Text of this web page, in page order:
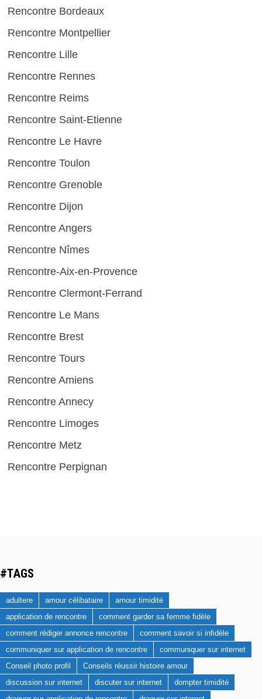
Rencontre Bordeaux
Rencontre Montpellier
Rencontre Lille
Rencontre Rennes
Rencontre Reims
Rencontre Saint-Etienne
Rencontre Le Havre
Rencontre Toulon
Rencontre Grenoble
Rencontre Dijon
Rencontre Angers
Rencontre Nîmes
Rencontre-Aix-en-Provence
Rencontre Clermont-Ferrand
Rencontre Le Mans
Rencontre Brest
Rencontre Tours
Rencontre Amiens
Rencontre Annecy
Rencontre Limoges
Rencontre Metz
Rencontre Perpignan
#TAGS
adultere amour célibataire
amour timidité
application de rencontre
comment garder sa femme fidèle
comment rédiger annonce rencontre
comment savoir si infidèle
communiquer sur application de rencontre
communiquer sur internet
Conseil photo profil
Conseils réussir histoire amour
discussion sur internet
discuter sur internet
dompter timidité